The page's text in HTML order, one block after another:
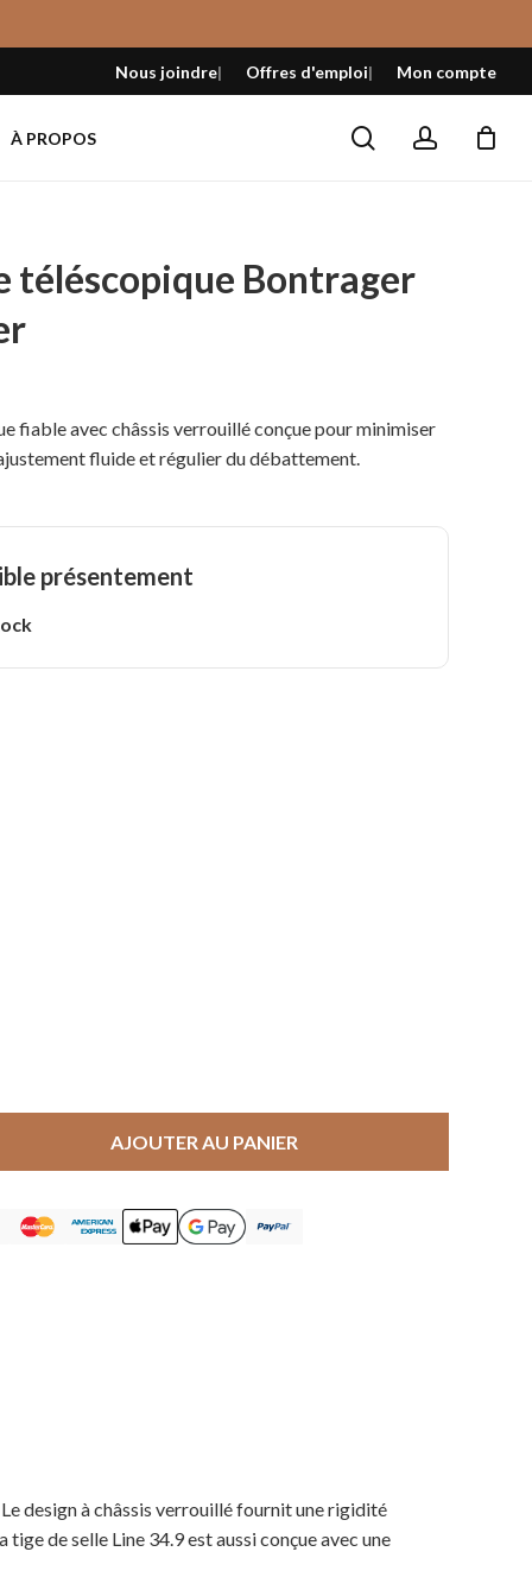
Nous joindre Offres d'emploi Mon compte
À PROPOS searchaccount
Fermer
le
panier
téléscopique Bontrager
fiable avec châssis verrouillé conçue pour minimiser
fluide et régulier du débattement.
présentement
AJOUTER AU PANIER
design à châssis verrouillé fournit une rigidité
de selle Line 34.9 est aussi conçue avec une